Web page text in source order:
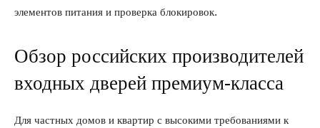
элементов питания и проверка блокировок.
Обзор российских производителей
входных дверей премиум-класса
Для частных домов и квартир с высокими требованиями к